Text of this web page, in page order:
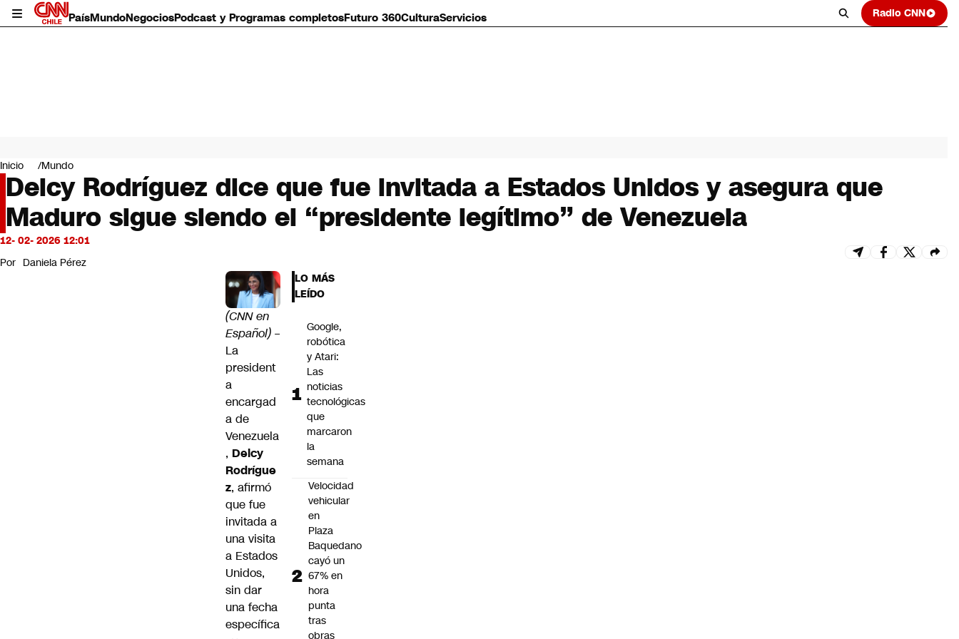
PaísMundoNegociosPodcast y Programas completosFuturo 360CulturaServicios Radio CNN
Mundo
Negocios
Deportes
Programas completos
Cultura
Servicios
Bits
CNN Data
Inicio Mundo
Delcy Rodríguez dice que fue invitada a Estados Unidos y asegura que
Maduro sigue siendo el “presidente legítimo” de Venezuela
12- 02- 2026 12:01
Por Daniela Pérez
(CNN en
Español) –
La
president
a
encargad
a de
Venezuela
, Delcy
Rodrígue
z, afirmó
que fue
invitada a
una visita
a Estados
Unidos,
sin dar
una fecha
específica
LO MÁS
LEÍDO
Google,
robótica
y Atari:
Las
noticias
tecnológicas
que
marcaron
la
semana
Velocidad
vehicular
en
Plaza
Baquedano
cayó un
67% en
hora
punta
tras
obras